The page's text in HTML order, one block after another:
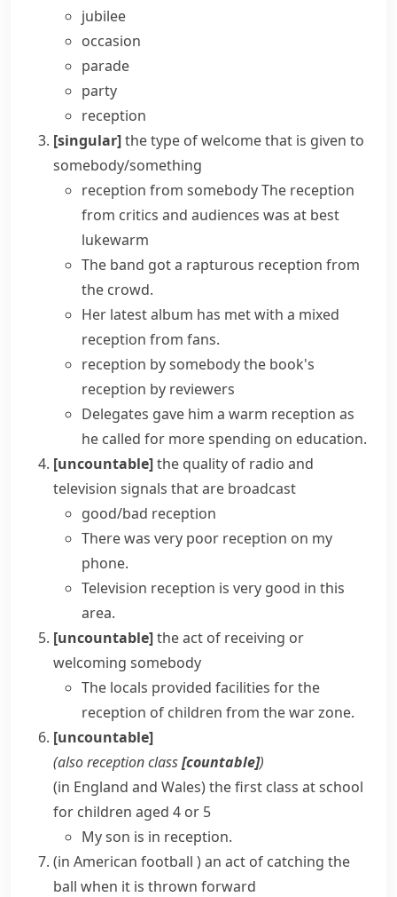
jubilee
occasion
parade
party
reception
[singular]the type of welcome that is given to
somebody/something
reception from somebodyThe reception
from critics and audiences was at best
lukewarm
The band got a rapturous reception from
the crowd.
Her latest album has met with a mixed
reception from fans.
reception by somebodythe book's
reception by reviewers
Delegates gave him a warm reception as
he called for more spending on education.
[uncountable]the quality of radio and
television signals that are broadcast
good/bad reception
There was very poor reception on my
phone.
Television reception is very good in this
area.
[uncountable]the act of receiving or
welcoming somebody
The locals provided facilities for the
reception of children from the war zone.
[uncountable]
(alsoreception class[countable])
(in England and Wales)the first class at school
for children aged 4 or 5
My son is in reception.
(in American football )an act of catching the
ball when it is thrown forward